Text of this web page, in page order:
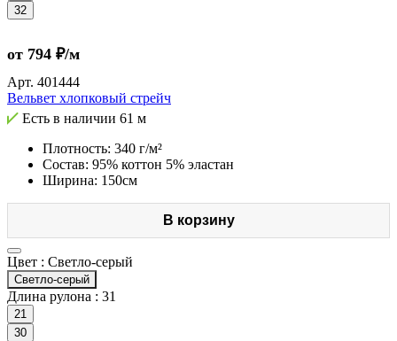
32
от 794 ₽/м
Арт. 401444
Вельвет хлопковый стрейч
Есть в наличии 61 м
Плотность: 340 г/м²
Состав: 95% коттон 5% эластан
Ширина: 150см
В корзину
Цвет : Светло-серый
Светло-серый
Длина рулона : 31
21
30